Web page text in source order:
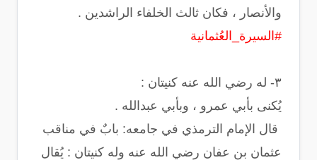
والأنصار ، فكان ثالث الخلفاء الراشدين .
#السيرة_العُثمانية
‏يُكنى بأبي عمرو ، وبأبي عبدالله .
‏ قال الإمام الترمذي في جامعه: بابٌ في مناقب
عثمان بن عفان رضي الله عنه وله كنيتان : يُقال